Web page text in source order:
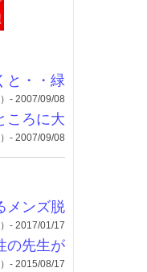
と・・緑
- 2007/09/08
ころに大
- 2007/09/08
メンズ脱
- 2017/01/17
の先生が
- 2015/08/17